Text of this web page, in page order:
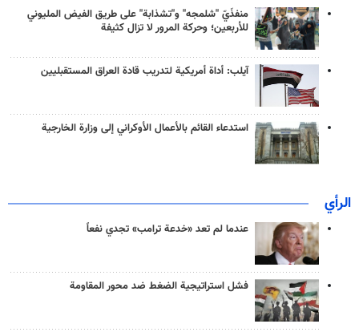
منفذَيّ "شلمجه" و"تشذابة" على طريق الفيض المليوني
للأربعين؛ وحركة المرور لا تزال كثيفة
آيلب: أداة أمريكية لتدريب قادة العراق المستقبليين
استدعاء القائم بالأعمال الأوكراني إلى وزارة الخارجية
الرأي
عندما لم تعد «خدعة ترامب» تجدي نفعاً
فشل استراتيجية الضغط ضد محور المقاومة